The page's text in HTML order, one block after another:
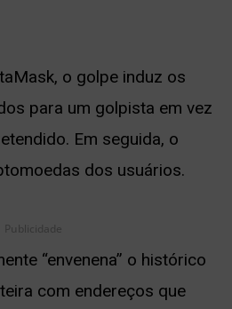
o golpe induz os
para um golpista em vez
Em seguida, o
dos usuários.
Publicidade
“envenena” o histórico
com endereços que